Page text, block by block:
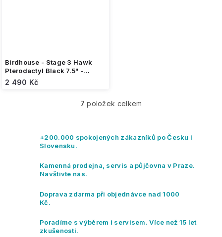
Birdhouse - Stage 3 Hawk
Pterodactyl Black 7.5" -
skateboard
2 490 Kč
O
á
c
r
v
y
7 položek celkem
+200.000 spokojených zákazníků po Česku i
Slovensku.
Kamenná prodejna, servis a půjčovna v Praze.
Navštivte nás.
Doprava zdarma při objednávce nad 1000
Kč.
Poradíme s výběrem i servisem. Více než 15 let
zkušeností.